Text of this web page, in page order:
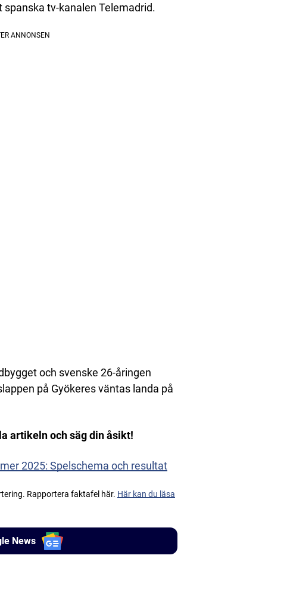
tv-kanalen Telemadrid.
och svenske 26-åringen
på Gyökeres väntas landa på
artikeln och säg din åsikt!
2025: Spelschema och resultat
Rapportera faktafel här. Här kan du läsa
News